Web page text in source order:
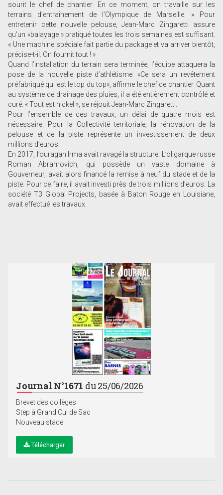
sourit le chef de chantier. En ce moment, on travaille sur les
terrains d’entraînement de l’Olympique de Marseille. » Pour
entretenir cette nouvelle pelouse, Jean-Marc Zingaretti assure
qu’un «balayage » pratiqué toutes les trois semaines est suffisant.
« Une machine spéciale fait partie du package et va arriver bientôt,
précise-t-il. On fournit tout ! »
Quand l’installation du terrain sera terminée, l’équipe attaquera la
pose de la nouvelle piste d’athlétisme. «Ce sera un revêtement
préfabriqué qui est le top du top», affirme le chef de chantier. Quant
au système de drainage des pluies, il a été entièrement contrôlé et
curé. « Tout est nickel », se réjouit Jean-Marc Zingaretti.
Pour l’ensemble de ces travaux, un délai de quatre mois est
nécessaire. Pour la Collectivité territoriale, la rénovation de la
pelouse et de la piste représente un investissement de deux
millions d’euros.
En 2017, l’ouragan Irma avait ravagé la structure. L’oligarque russe
Roman Abramovich, qui possède un vaste domaine à
Gouverneur, avait alors financé la remise à neuf du stade et de la
piste. Pour ce faire, il avait investi près de trois millions d’euros. La
société T3 Global Projects, basée à Baton Rouge en Louisiane,
avait effectué les travaux.
Journal N°1671 du 25/06/2026
Brevet des collèges
Step à Grand Cul de Sac
Nouveau stade
Télécharger